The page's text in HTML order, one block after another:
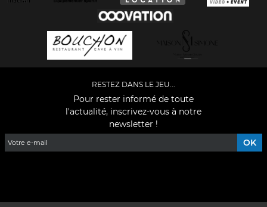
RESTEZ DANS LE JEU...
Pour rester informé de toute
l'actualité, inscrivez-vous à notre
newsletter !